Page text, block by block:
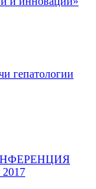
гепатологии